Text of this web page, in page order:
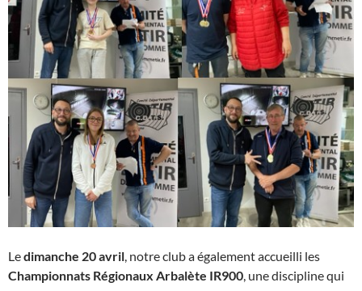
Ledimanche 20 avril, notre club a également accueilli les
Championnats Régionaux Arbalète IR900, une discipline qui